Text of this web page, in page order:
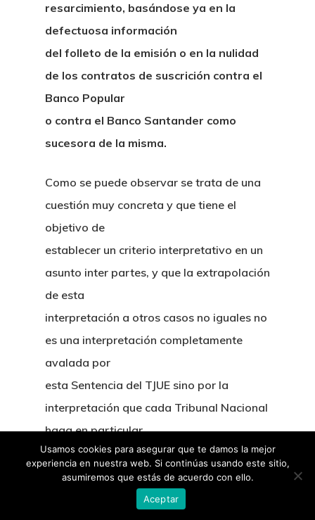
resarcimiento, basándose ya en la
defectuosa información
del folleto de la emisión o en la nulidad
de los contratos de suscrición contra el
Banco Popular
o contra el Banco Santander como
sucesora de la misma.
Como se puede observar se trata de una
cuestión muy concreta y que tiene el
objetivo de
establecer un criterio interpretativo en un
asunto inter partes, y que la extrapolación
de esta
interpretación a otros casos no iguales no
es una interpretación completamente
avalada por
esta Sentencia del TJUE sino por la
interpretación que cada Tribunal Nacional
haga en particular
en el caso que enjuicia como detentador
de la potestad de aplicar el derecho. Por
Usamos cookies para asegurar que te damos la mejor
experiencia en nuestra web. Si continúas usando este sitio,
asumiremos que estás de acuerdo con ello.
Aceptar